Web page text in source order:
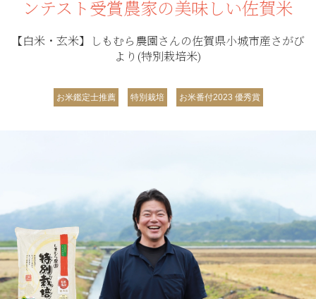
ンテスト受賞農家の美味しい佐賀米
【白米・玄米】しもむら農園さんの佐賀県小城市産さがび
より(特別栽培米)
お米鑑定士推薦 特別栽培 お米番付2023 優秀賞